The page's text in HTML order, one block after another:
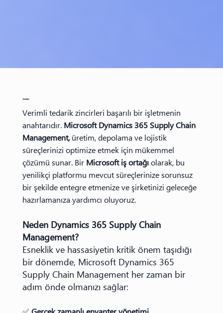
TANIM:
Verimli tedarik zincirleri başarılı bir işletmenin
anahtarıdır. Microsoft Dynamics 365 Supply Chain
Management,üretim, depolama ve lojistik
süreçlerinizi optimize etmek için mükemmel
çözümü sunar. Bir Microsoft iş ortağıolarak, bu
yenilikçi platformu mevcut süreçlerinize sorunsuz
bir şekilde entegre etmenize ve şirketinizi geleceğe
hazırlamanıza yardımcı oluyoruz.
Neden Dynamics 365 Supply Chain
Management?
Esneklik ve hassasiyetin kritik önem taşıdığı
bir dönemde, Microsoft Dynamics 365
Supply Chain Management her zaman bir
adım önde olmanızı sağlar: